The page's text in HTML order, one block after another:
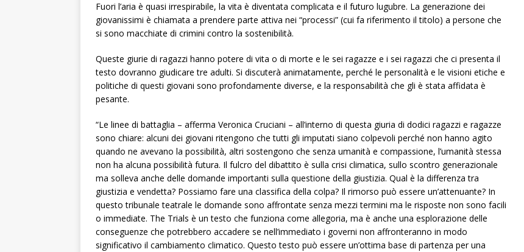
Fuori l’aria è quasi irrespirabile, la vita è diventata complicata e il futuro lugubre. La generazione dei
giovanissimi è chiamata a prendere parte attiva nei “processi” (cui fa riferimento il titolo) a persone che
si sono macchiate di crimini contro la sostenibilità.
Queste giurie di ragazzi hanno potere di vita o di morte e le sei ragazze e i sei ragazzi che ci presenta il
testo dovranno giudicare tre adulti. Si discuterà animatamente, perché le personalità e le visioni etiche e
politiche di questi giovani sono profondamente diverse, e la responsabilità che gli è stata affidata è
pesante.
“Le linee di battaglia – afferma Veronica Cruciani – all’interno di questa giuria di dodici ragazzi e ragazze
sono chiare: alcuni dei giovani ritengono che tutti gli imputati siano colpevoli perché non hanno agito
quando ne avevano la possibilità, altri sostengono che senza umanità e compassione, l’umanità stessa
non ha alcuna possibilità futura. Il fulcro del dibattito è sulla crisi climatica, sullo scontro generazionale
ma solleva anche delle domande importanti sulla questione della giustizia. Qual è la differenza tra
giustizia e vendetta? Possiamo fare una classifica della colpa? Il rimorso può essere un’attenuante? In
questo tribunale teatrale le domande sono affrontate senza mezzi termini ma le risposte non sono facili
o immediate. The Trials è un testo che funziona come allegoria, ma è anche una esplorazione delle
conseguenze che potrebbero accadere se nell’immediato i governi non affronteranno in modo
significativo il cambiamento climatico. Questo testo può essere un’ottima base di partenza per una